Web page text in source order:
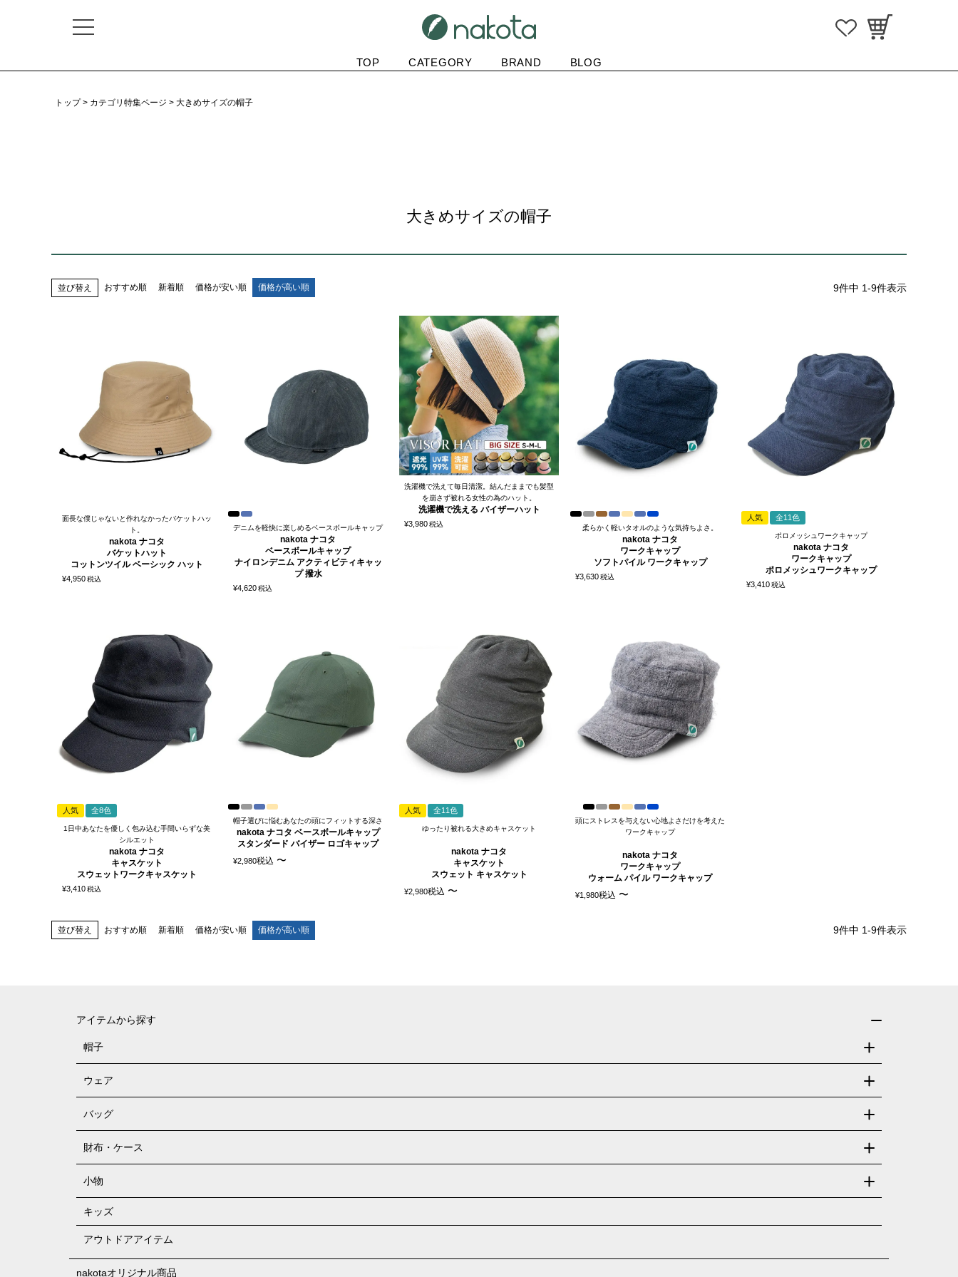
TOP CATEGORY BRAND BLOG
トップ カテゴリ特集ページ 大きめサイズの帽子
大きめサイズの帽子
並び替え おすすめ順 新着順 価格が安い順 価格が高い順 9件中 1-9件表示
面長な僕じゃないと作れなかったバケットハッ
ト。
nakota ナコタ
バケットハット
コットンツイル ベーシック ハット
¥4,950税込
デニムを軽快に楽しめるベースボールキャップ
nakota ナコタ
ベースボールキャップ
ナイロンデニム アクティビティキャッ
プ 撥水
¥4,620税込
洗濯機で洗えて毎日清潔。結んだままでも髪型
を崩さず被れる女性の為のハット。
洗濯機で洗える バイザーハット
¥3,980税込 柔らかく軽いタオルのような気持ちよさ。
nakota ナコタ
ワークキャップ
ソフトパイル ワークキャップ
¥3,630税込
人気 全11色
ポロメッシュワークキャップ
nakota ナコタ
ワークキャップ
ポロメッシュワークキャップ
¥3,410税込
人気 全8色
1日中あなたを優しく包み込む手間いらずな美
シルエット
nakota ナコタ
キャスケット
スウェットワークキャスケット
¥3,410税込
帽子選びに悩むあなたの頭にフィットする深さ
nakota ナコタ ベースボールキャップ
スタンダード バイザー ロゴキャップ
¥2,980税込 〜
人気 全11色
ゆったり被れる大きめキャスケット
nakota ナコタ
キャスケット
スウェット キャスケット
¥2,980税込 〜
頭にストレスを与えない心地よさだけを考えた
ワークキャップ
nakota ナコタ
ワークキャップ
ウォーム パイル ワークキャップ
¥1,980税込 〜
並び替え おすすめ順 新着順 価格が安い順 価格が高い順 9件中 1-9件表示
アイテムから探す
帽子
ウェア
バッグ
財布・ケース
小物
キッズ
アウトドアアイテム
nakotaオリジナル商品